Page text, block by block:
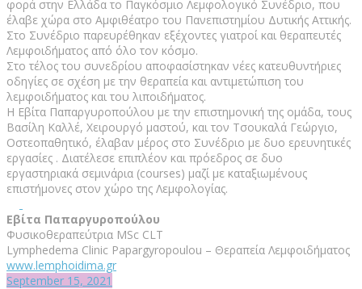
φορά στην Ελλάδα το Παγκόσμιο Λεμφολογικό Συνέδριο, που
έλαβε χώρα στο Αμφιθέατρο του Πανεπιστημίου Δυτικής Αττικής.
Στο Συνέδριο παρευρέθηκαν εξέχοντες γιατροί και θεραπευτές
Λεμφοιδήματος από όλο τον κόσμο.
Στο τέλος του συνεδρίου αποφασίστηκαν νέες κατευθυντήριες
οδηγίες σε σχέση με την θεραπεία και αντιμετώπιση του
λεμφοιδήματος και του λιποιδήματος.
Η Εβίτα Παπαργυροπούλου με την επιστημονική της ομάδα, τους
Βασίλη Καλλέ, Χειρουργό μαστού, και τον Τσουκαλά Γεώργιο,
Οστεοπαθητικό, έλαβαν μέρος στο Συνέδριο με δυο ερευνητικές
εργασίες . Διατέλεσε επιπλέον και πρόεδρος σε δυο
εργαστηριακά σεμινάρια (courses) μαζί με καταξιωμένους
επιστήμονες στον χώρο της Λεμφολογίας.
Εβίτα Παπαργυροπούλου
Φυσικοθεραπεύτρια MSc CLT
Lymphedema Clinic Papargyropoulou – Θεραπεία Λεμφοιδήματος
www.lemphoidima.gr
September 15, 2021